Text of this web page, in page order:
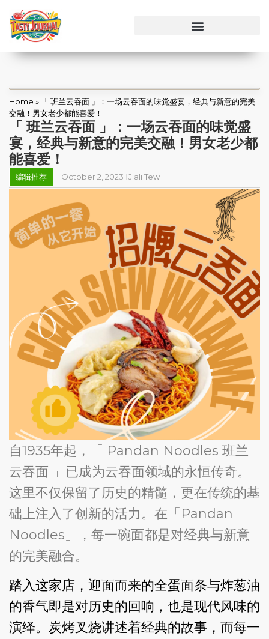
Home »
「 班兰云吞面 」：一场云吞面的味觉盛宴，经典与新意的完美
交融！男女老少都能喜爱！
「 班兰云吞面 」：一场云吞面的味觉盛
宴，经典与新意的完美交融！男女老少都
能喜爱！
编辑推荐 October 2, 2023 Jiali Tew
自1935年起，「 Pandan Noodles 班兰
云吞面 」已成为云吞面领域的永恒传奇。
这里不仅保留了历史的精髓，更在传统的基
础上注入了创新的活力。在「Pandan
Noodles」，每一碗面都是对经典与新意
的完美融合。
踏入这家店，迎面而来的全蛋面条与炸葱油
的香气即是对历史的回响，也是现代风味的
演绎。炭烤叉烧讲述着经典的故事，而每一